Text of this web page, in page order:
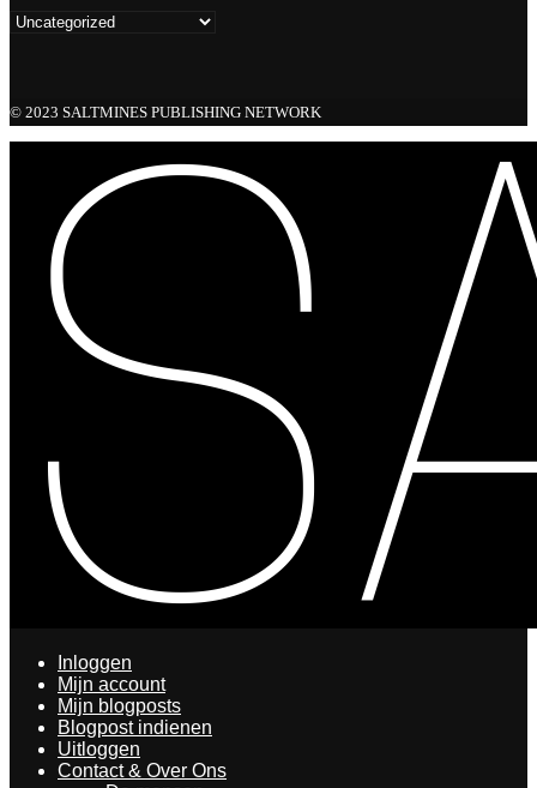
© 2023 SALTMINES PUBLISHING NETWORK
Inloggen
Mijn account
Mijn blogposts
Blogpost indienen
Uitloggen
Contact & Over Ons